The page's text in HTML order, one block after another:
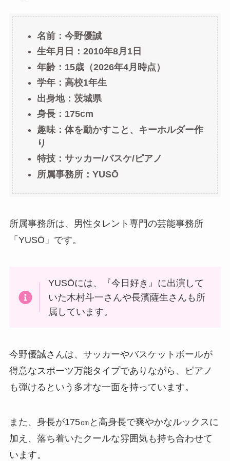
名前：今野優誠
生年月日： 2010年8月1日
年齢：15歳（2026年4月時点）
学年：高校1年生
出身地：茨城県
身長：175cm
趣味：体を動かすこと、キーホルダー作
り
特技：サッカー/バスケ/ピアノ
所属事務所：YUSŌ
所属事務所は、男性タレント専門の芸能事務所
「YUSŌ」です。
YUSŌには、『今日好き』に出演して
いた木村斗一さんや長濱薩生さんも所
属しています。
今野優誠さんは、サッカーやバスケットボールが
得意なスポーツ万能タイプでありながら、ピアノ
も弾けるという多才な一面を持っています。
また、身長が175㎝と高身長で爽やかなルックスに
加え、落ち着いたクールな雰囲気も持ち合わせて
います。